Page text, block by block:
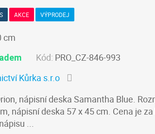
AKCE VÝPRODEJ
cm
Kód: PRO_CZ-846-993
Kůrka s.r.o
nápisní deska Samantha Blue.
nápisní deska 57 x 45 cm. Cena je
...